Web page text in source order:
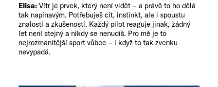
Elisa: Vítr je prvek, který není vidět – a právě to ho dělá
tak napínavým. Potřebuješ cit, instinkt, ale i spoustu
znalostí a zkušeností. Každý pilot reaguje jinak, žádný
let není stejný a nikdy se nenudíš. Pro mě je to
nejrozmanitější sport vůbec – i když to tak zvenku
nevypadá.